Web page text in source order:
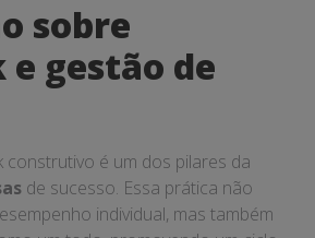
sobre
gestão de
construtivo é um dos pilares da
de sucesso. Essa prática não
individual, mas também